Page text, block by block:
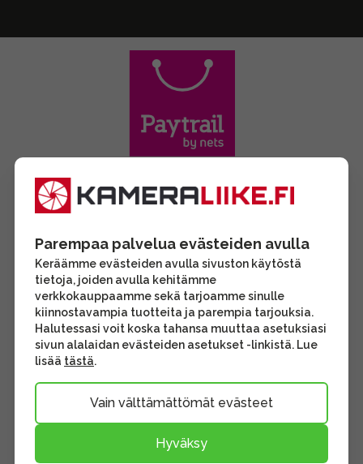
Parempaa palvelua evästeiden avulla
Keräämme evästeiden avulla sivuston käytöstä
tietoja, joiden avulla kehitämme
verkkokauppaamme sekä tarjoamme sinulle
kiinnostavampia tuotteita ja parempia tarjouksia.
Halutessasi voit koska tahansa muuttaa asetuksiasi
sivun alalaidan evästeiden asetukset -linkistä. Lue
lisää tästä.
Vain välttämättömät evästeet
Hyväksy